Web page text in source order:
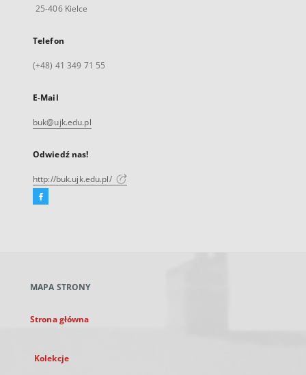
25-406 Kielce
Telefon
(+48) 41 349 71 55
E-Mail
buk@ujk.edu.pl
Odwiedź nas!
http://buk.ujk.edu.pl/
Facebook
karcie
MAPA STRONY
Strona główna
Kolekcje